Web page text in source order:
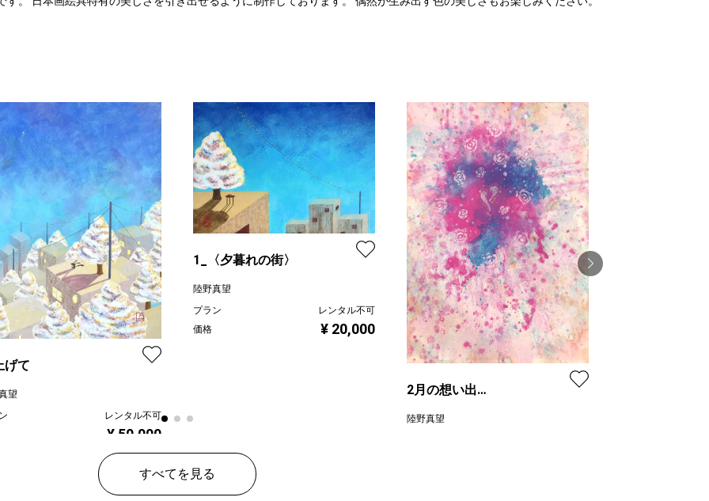
げて
望
レンタル不可
¥ 50,000
1_〈夕暮れの街〉
陸野真望
プラン
レンタル不可
価格
¥ 20,000
2月の想い出
陸野真望
すべてを見る